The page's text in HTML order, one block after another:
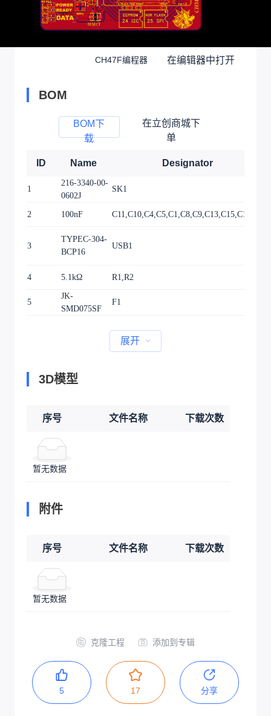
CH47F编程器 在编辑器中打开
BOM
BOM下
载
在立创商城下
单
ID Name Designator
1
216-3340-00-
0602J
SK1
2 100nF C11,C10,C4,C5,C1,C8,C9,C13,C15,C17,C19
3
TYPEC-304-
BCP16
USB1
4 5.1kΩ R1,R2
5
JK-
SMD075SF
F1
展开
3D模型
序号 文件名称 下载次数
暂无数据
附件
序号 文件名称 下载次数
暂无数据
克隆工程 添加到专辑
5 17 分享